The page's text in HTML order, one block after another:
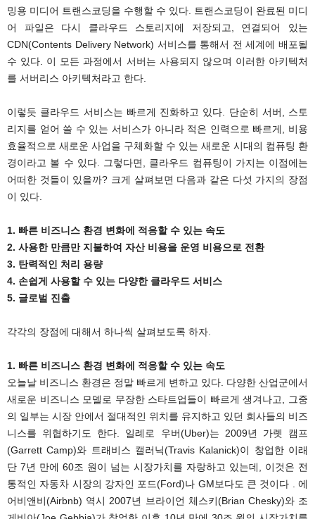
밍용 미디어 트랜스코딩을 수행할 수 있다. 트랜스코딩이 완료된 미디
어 파일은 다시 클라우드 스토리지에 저장되고, 연결되어 있는
CDN(Contents Delivery Network) 서비스를 통해서 전 세계에 배포될
수 있다. 이 모든 과정에서 서버는 사용되지 않으며 이러한 아키텍처
를 서버리스 아키텍처라고 한다.
이렇듯 클라우드 서비스는 빠르게 진화하고 있다. 단순히 서버, 스토
리지를 얻어 쓸 수 있는 서비스가 아니라 적은 인력으로 빠르게, 비용
효율적으로 새로운 사업을 구체화할 수 있는 새로운 시대의 컴퓨팅 환
경이라고 볼 수 있다. 그렇다면, 클라우드 컴퓨팅이 가지는 이점에는
어떠한 것들이 있을까? 크게 살펴보면 다음과 같은 다섯 가지의 장점
이 있다.
1. 빠른 비즈니스 환경 변화에 적응할 수 있는 속도
2. 사용한 만큼만 지불하여 자산 비용을 운영 비용으로 전환
3. 탄력적인 처리 용량
4. 손쉽게 사용할 수 있는 다양한 클라우드 서비스
5. 글로벌 진출
각각의 장점에 대해서 하나씩 살펴보도록 하자.
1. 빠른 비즈니스 환경 변화에 적응할 수 있는 속도
오늘날 비즈니스 환경은 정말 빠르게 변하고 있다. 다양한 산업군에서
새로운 비즈니스 모델로 무장한 스타트업들이 빠르게 생겨나고, 그중
의 일부는 시장 안에서 절대적인 위치를 유지하고 있던 회사들의 비즈
니스를 위협하기도 한다. 일례로 우버(Uber)는 2009년 가렛 캠프
(Garrett Camp)와 트래비스 캘러닉(Travis Kalanick)이 창업한 이래
단 7년 만에 60조 원이 넘는 시장가치를 자랑하고 있는데, 이것은 전
통적인 자동차 시장의 강자인 포드(Ford)나 GM보다도 큰 것이다 . 에
어비앤비(Airbnb) 역시 2007년 브라이언 체스키(Brian Chesky)와 조